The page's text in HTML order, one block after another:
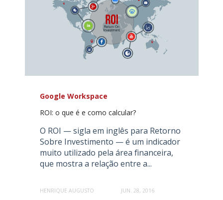
Google Workspace
ROI: o que é e como calcular?
O ROI — sigla em inglês para Retorno
Sobre Investimento — é um indicador
muito utilizado pela área financeira,
que mostra a relação entre a...
HENRIQUE AUGUSTO JUN. 28, 2016